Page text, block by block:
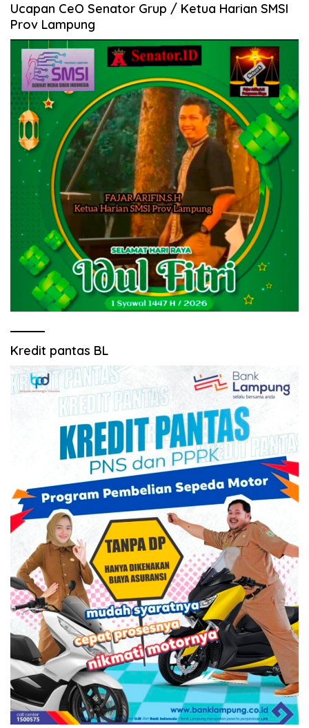
Ucapan CeO Senator Grup / Ketua Harian SMSI
Prov Lampung
Kredit pantas BL